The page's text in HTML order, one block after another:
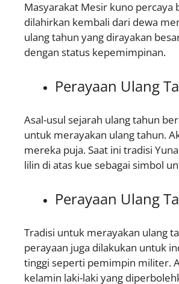
Masyarakat Mesir kuno percaya
dilahirkan kembali dari dewa
ulang tahun yang dirayakan
dengan status kepemimpinan.
Perayaan Ulang
Asal-usul sejarah ulang tahun
untuk merayakan ulang tahun.
mereka puja. Saat ini tradisi
lilin di atas kue sebagai simbol
Perayaan Ulang
Tradisi untuk merayakan ulang
perayaan juga dilakukan untuk
tinggi seperti pemimpin militer.
kelamin laki-laki yang